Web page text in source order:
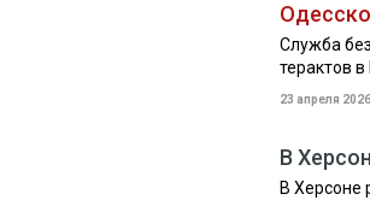
Служба
терактов
23 апреля
В
В Херсоне